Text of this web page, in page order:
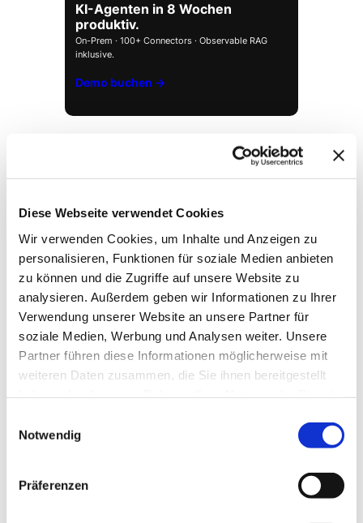
Diese Webseite verwendet Cookies
Wir verwenden Cookies, um Inhalte und Anzeigen zu
personalisieren, Funktionen für soziale Medien anbieten
zu können und die Zugriffe auf unsere Website zu
analysieren. Außerdem geben wir Informationen zu Ihrer
Verwendung unserer Website an unsere Partner für
soziale Medien, Werbung und Analysen weiter. Unsere
Partner führen diese Informationen möglicherweise mit
weiteren Daten zusammen, die Sie ihnen bereitgestellt
Notwendig
Präferenzen
KI-Agenten in 8 Wochen
produktiv.
On-Prem · 100+ Connectors · Observable RAG
inklusive.
Demo buchen →
mAIstack→ FOUNDATION
KI-Fundament für Unternehmen. On-prem.
Einsatzbereit in Wochen, nicht Quartalen
Citizen Developer bauen Apps, IT hält die Kontrolle.